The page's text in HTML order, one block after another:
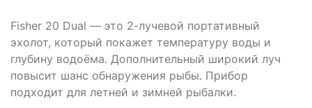
Fisher 20 Dual — это 2-лучевой портативный
эхолот, который покажет температуру воды и
глубину водоёма. Дополнительный широкий луч
повысит шанс обнаружения рыбы. Прибор
подходит для летней и зимней рыбалки.